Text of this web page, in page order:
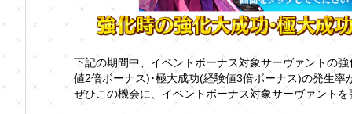
下記の期間中、イベントボーナス対象サーヴァントの
値2倍ボーナス)･極大成功(経験値3倍ボーナス)の発生率
ぜひこの機会に、イベントボーナス対象サーヴァント